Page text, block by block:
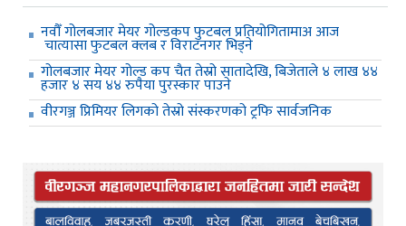
नवौँ गोलबजार मेयर गोल्डकप फुटबल प्रतियोगितामाअ आज
चात्यासा फुटबल क्लब र विराटनगर भिड्ने
गोलबजार मेयर गोल्ड कप चैत तेस्रो सातादेखि, बिजेताले ४ लाख ४४
हजार ४ सय ४४ रुपैया पुरस्कार पाउने
वीरगञ्ज प्रिमियर लिगको तेस्रो संस्करणको ट्रफि सार्वजनिक